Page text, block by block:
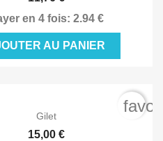
en 4 fois: 2.94 €
AU PANIER
Aperçu rapide
Gilet
15,00 €